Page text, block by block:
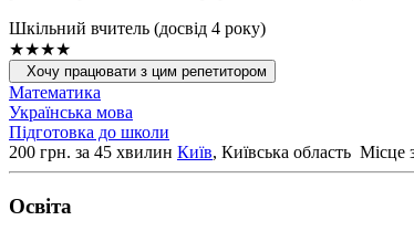
Шкільний вчитель (досвід 4 року)
★★★★
Хочу працювати з цим репетитором
Математика
Українська мова
Підготовка до школи
200 грн. за 45 хвилин Київ, Київська область Місце
Освiта